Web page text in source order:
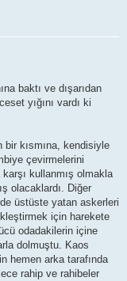
baktı ve dışarıdan
yığını vardı ki
bir kısmına, kendisiyle
çevirmelerini
kullanmış olmakla
olacaklardı. Diğer
üstüste yatan askerleri
için harekete
odadakilerin içine
dolmuştu. Kaos
hemen arka tarafında
rahip ve rahibeler